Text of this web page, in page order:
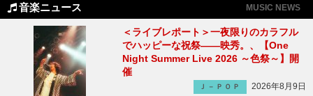
音楽ニュース MUSIC NEWS
＜ライブレポート＞一夜限りのカラフル
でハッピーな祝祭――映秀。、【One
Night Summer Live 2026 ～色祭～】開
催
Ｊ－ＰＯＰ
2026年8月9日